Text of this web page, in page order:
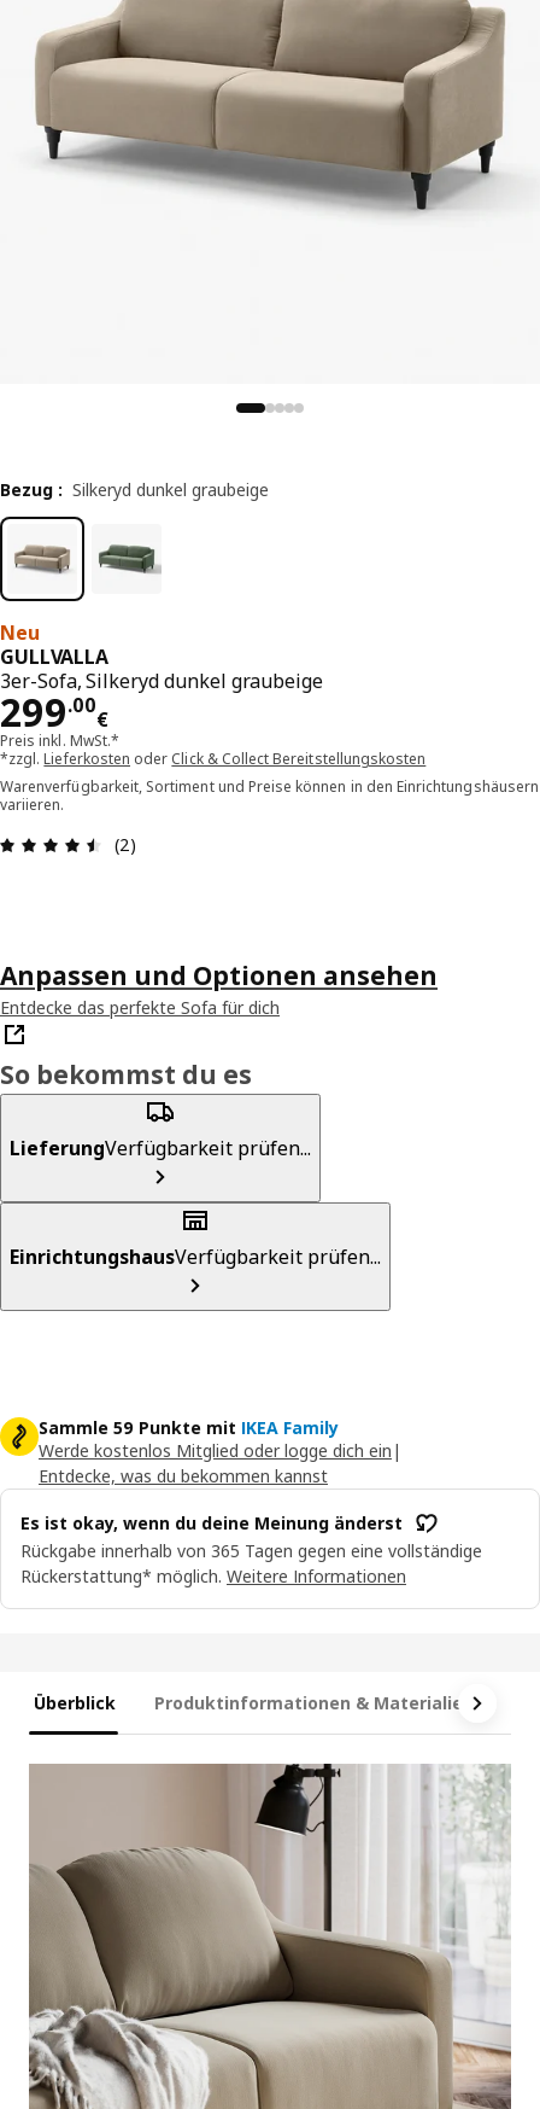
Neu
GULLVALLA
3er-Sofa, Silkeryd dunkel graubeige
299.00
€
Preis 299.00€
Preis inkl. MwSt.*
*zzgl.Lieferkosten oder Click & Collect Bereitstellungskosten
Warenverfügbarkeit, Sortiment und Preise können in den Einrichtungshäusern
variieren.
Bewertung: 4.5 von 5 Sterne Alle Bewertungen:
(2)
Bezug : Silkeryd dunkel graubeige
Anpassen und Optionen ansehen
Entdecke das perfekte Sofa für dich
So bekommst du es
LieferungVerfügbarkeit prüfen...
EinrichtungshausVerfügbarkeit prüfen...
Sammle 59 Punkte mit IKEA Family
Werde kostenlos Mitglied oder logge dich ein |
Entdecke, was du bekommen kannst
Es ist okay, wenn du deine Meinung änderst
Rückgabe innerhalb von 365 Tagen gegen eine vollständige
Rückerstattung* möglich. Weitere Informationen
Überblick Produktinformationen & Materialien